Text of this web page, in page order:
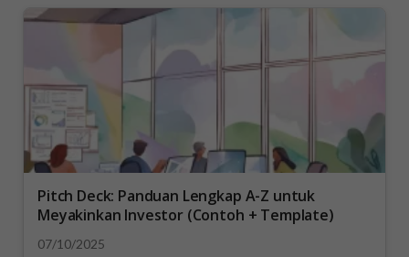
Pitch Deck: Panduan Lengkap A-Z untuk
Meyakinkan Investor (Contoh + Template)
07/10/2025